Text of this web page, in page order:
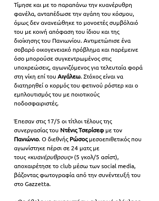
Τίμησε και με το παραπάνω την κυανέρυθρη
φανέλα, ανταπέδωσε την αγάπη του κόσμου,
όμως δεν ανανεώθηκε το μονοετές συμβόλαιό
του με κοινή απόφαση του ίδιου και της
διοίκησης του Πανιωνίου. Αντιμετώπισε ένα
σοβαρό οικογενειακό πρόβλημα και παρέμεινε
όσο μπορούσε συγκεντρωμένος στις
υποχρεώσεις, αγωνιζόμενος για τελευταία φορά
στη νίκη επί του Αιγάλεω. Στόχος είναι να
διατηρηθεί ο κορμός του φετινού ρόστερ και ο
εμπλουτισμός του με ποιοτικούς
ποδοσφαιριστές.
Έπεσαν στις 17/5 οι τίτλοι τέλους της
συνεργασίας του Ντένις Τσερίσεφ με τον
Πανιώνιο. Ο διεθνής Ρώσος μεσοεπιθετικός που
αγωνίστηκε πέρσι σε 24 ματς με
τους «κυανέρυθρους» (5 γκολ/5 ασίστ),
αποχαιρέτησε το club μέσω των social media,
βάζοντας φωτογραφία από την συνέντευξή του
στο Gazzetta.